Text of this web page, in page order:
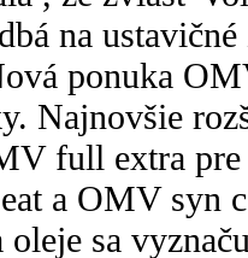
na
ponuka
Najnovšie
full extra
a OMV syn
oleje sa